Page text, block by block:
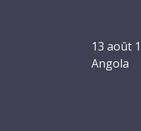
13 août
Angola